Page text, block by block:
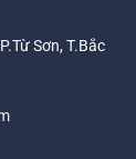
Sơn, T.Bắc